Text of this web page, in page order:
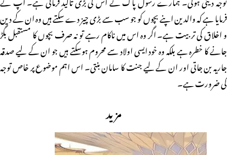
فرمایا ہے کہ والدین اپنے بچوں کو جو سب سے بڑی چیز دے سکتے ہیں وہ ان کے دین
و اخلاق کی تربیت ہے۔ اگر وہ اس میں ناکام رہے تو نہ صرف بچوں کا مستقبل بگڑ
جانے کا خطرہ ہے بلکہ وہ خود ایسی اولاد سے محروم ہوسکتے ہیں جو ان کے لیے صدقہ
جاریہ بن جاتی اور ان کے لیے جنت کا سامان بنتی۔ اس اہم موضوع پر خاص توجہ
کی ضرورت ہے۔
مزید